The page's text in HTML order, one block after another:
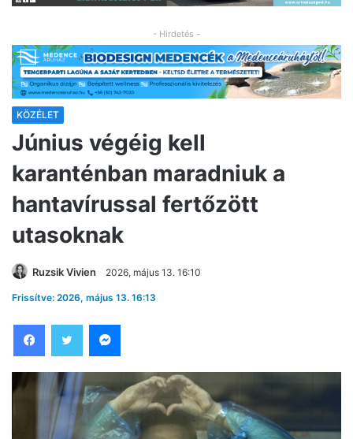
- Hirdetés -
KÖZÉLET
Június végéig kell
karanténban maradniuk a
hantavírussal fertőzött
utasoknak
Ruzsik Vivien 2026, május 13. 16:10
Frissítve: 2026, május 13. 16:13